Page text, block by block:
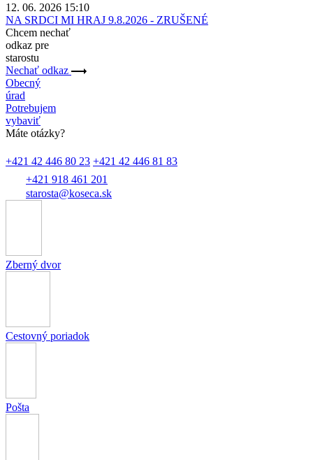
12. 06. 2026 15:10
NA SRDCI MI HRAJ 9.8.2026 - ZRUŠENÉ
Chcem nechať
odkaz pre
starostu
Nechať odkaz
Obecný
úrad
Potrebujem
vybaviť
Máte otázky?
+421 42 446 80 23 +421 42 446 81 83
+421 918 461 201
starosta@koseca.sk
Zberný dvor
Cestovný poriadok
Pošta